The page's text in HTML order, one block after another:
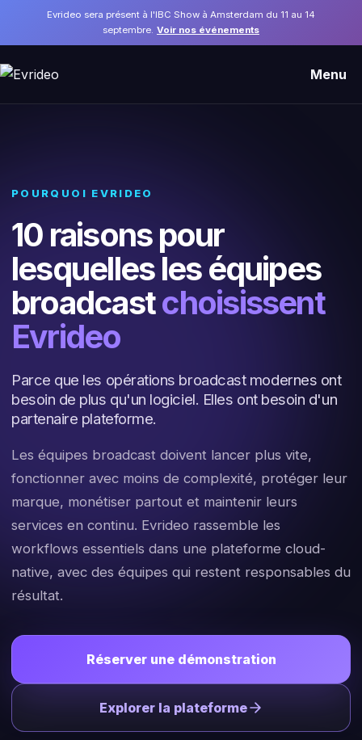
Evrideo sera présent à l'IBC Show à Amsterdam du 11 au 14
septembre. Voir nos événements
Menu
POURQUOI EVRIDEO
10 raisons pour
lesquelles les équipes
broadcastchoisissent
Evrideo
Parce que les opérations broadcast modernes ont
besoin de plus qu'un logiciel. Elles ont besoin d'un
partenaire plateforme.
Les équipes broadcast doivent lancer plus vite,
fonctionner avec moins de complexité, protéger leur
marque, monétiser partout et maintenir leurs
services en continu. Evrideo rassemble les
workflows essentiels dans une plateforme cloud-
native, avec des équipes qui restent responsables du
résultat.
Réserver une démonstration
Explorer la plateforme